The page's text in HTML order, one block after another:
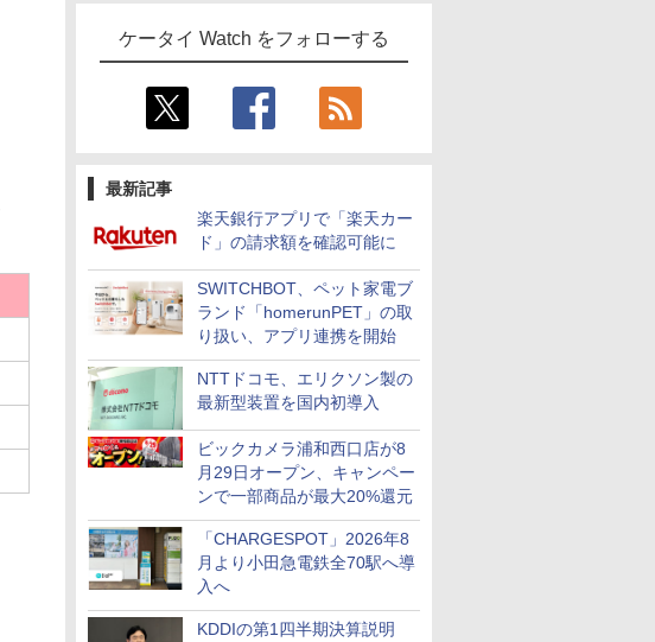
ケータイ Watch をフォローする
最新記事
楽天銀行アプリで「楽天カー
ド」の請求額を確認可能に
SWITCHBOT、ペット家電ブ
ランド「homerunPET」の取
り扱い、アプリ連携を開始
NTTドコモ、エリクソン製の
最新型装置を国内初導入
ビックカメラ浦和西口店が8
月29日オープン、キャンペー
ンで一部商品が最大20%還元
「CHARGESPOT」2026年8
月より小田急電鉄全70駅へ導
入へ
KDDIの第1四半期決算説明